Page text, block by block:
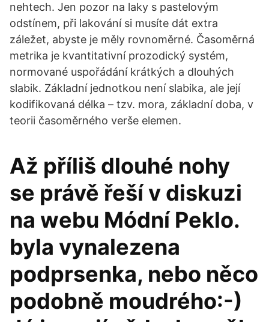
nehtech. Jen pozor na laky s pastelovým
odstínem, při lakování si musíte dát extra
záležet, abyste je měly rovnoměrné. Časoměrná
metrika je kvantitativní prozodický systém,
normované uspořádání krátkých a dlouhých
slabik. Základní jednotkou není slabika, ale její
kodifikovaná délka – tzv. mora, základní doba, v
teorii časoměrného verše elemen.
Až příliš dlouhé nohy
se právě řeší v diskuzi
na webu Módní Peklo.
byla vynalezena
podprsenka, nebo něco
podobně moudrého:-)